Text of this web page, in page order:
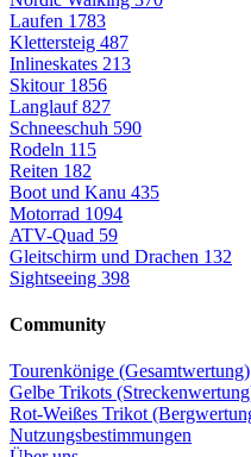
Laufen 1783
Klettersteig 487
Inlineskates 213
Skitour 1856
Langlauf827
Schneeschuh 590
Rodeln 115
Reiten 182
Boot und Kanu 435
Motorrad 1094
ATV-Quad 59
Gleitschirm und Drachen 132
Sightseeing 398
Community
Tourenkönige (Gesamtwertung)
Gelbe Trikots
Rot-Weißes Trikot
Nutzungsbestimmungen